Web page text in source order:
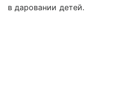
в даровании детей.